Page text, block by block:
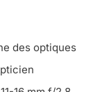
des optiques